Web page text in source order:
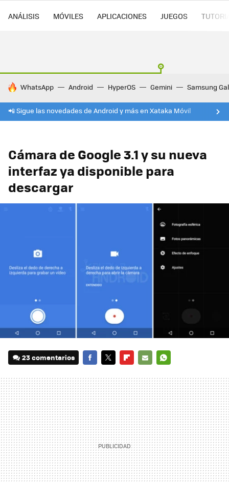
ANÁLISIS MÓVILES APLICACIONES JUEGOS
HOY SE HABLA DE
WhatsApp Android HyperOS Gemini Samsung
📲 Sigue las novedades de Android y más en Xataka Móvil
Cámara de Google 3.1 y su nueva
interfaz ya disponible para
descargar
23 comentarios
MAIL